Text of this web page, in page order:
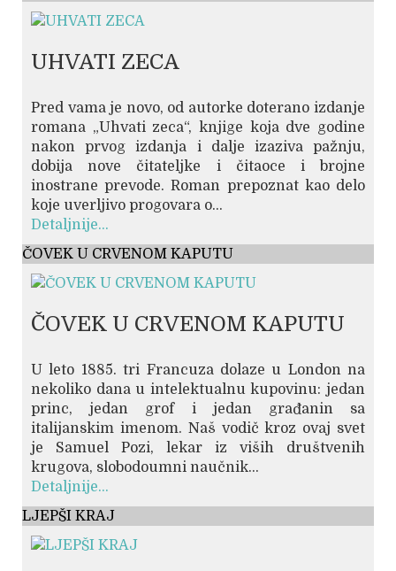
UHVATI ZECA
Pred vama je novo, od autorke doterano izdanje
romana „Uhvati zeca“, knjige koja dve godine
nakon prvog izdanja i dalje izaziva pažnju,
dobija nove čitateljke i čitaoce i brojne
inostrane prevode. Roman prepoznat kao delo
koje uverljivo progovara o...
Detaljnije...
ČOVEK U CRVENOM KAPUTU
ČOVEK U CRVENOM KAPUTU
U leto 1885. tri Francuza dolaze u London na
nekoliko dana u intelektualnu kupovinu: jedan
princ, jedan grof i jedan građanin sa
italijanskim imenom. Naš vodič kroz ovaj svet
je Samuel Pozi, lekar iz viših društvenih
krugova, slobodoumni naučnik...
Detaljnije...
LJEPŠI KRAJ